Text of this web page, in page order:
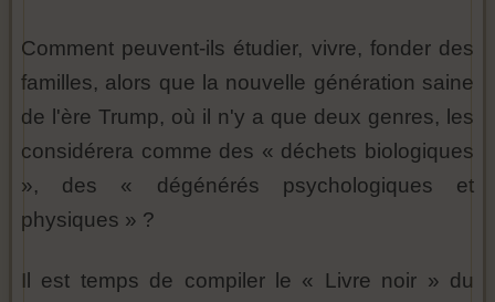
Comment peuvent-ils étudier, vivre, fonder des
familles, alors que la nouvelle génération saine
de l'ère Trump, où il n'y a que deux genres, les
considérera comme des « déchets biologiques
», des « dégénérés psychologiques et
physiques » ?
Il est temps de compiler le « Livre noir » du